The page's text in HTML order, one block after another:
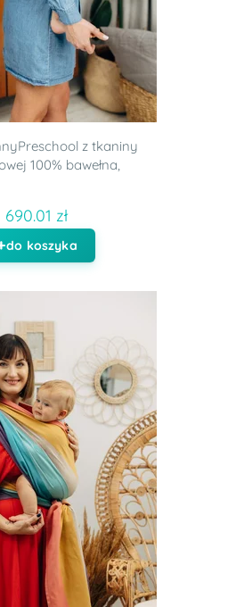
z tkaniny
100% bawełna,
690.01 zł
do koszyka